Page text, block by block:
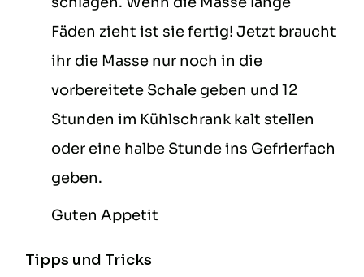
Fäden zieht ist sie fertig! Jetzt braucht
ihr die Masse nur noch in die
vorbereitete Schale geben und 12
Stunden im Kühlschrank kalt stellen
oder eine halbe Stunde ins Gefrierfach
geben.
Guten Appetit
Tipps und Tricks